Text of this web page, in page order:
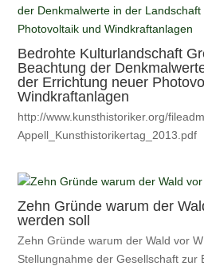
Bedrohte Kulturlandschaft
Beachtung der
der Errichtung neuer
Windkraftanlagen
http://www.kunsthistoriker.org/
Appell_Kunsthistorikertag_2013.pdf
Zehn Gründe warum der
werden soll
Zehn Gründe warum der Wald vor
Stellungnahme der Gesellschaft zur